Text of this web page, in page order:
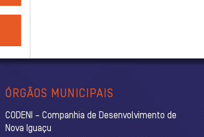
ÓRGÃOS MUNICIPAIS
CODENI – Companhia de Desenvolvimento de
Nova Iguaçu